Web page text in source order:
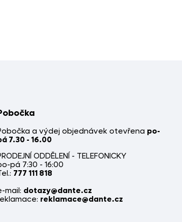
a výdej objednávek otevřena po-
7.30 - 16.00
ODDĚLENÍ - TELEFONICKY
pá 7:30 - 16:00
777 111 818
mail: dotazy@dante.cz
reklamace@dante.cz